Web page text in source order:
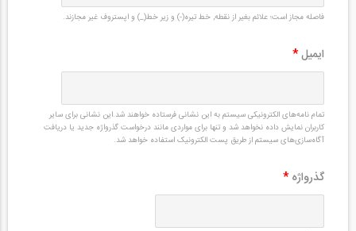
فاصله مجاز است؛ علائم بغیر از نقطه, خط تیره(-) و زیر خط(_) و اپستروف غیر مجازند.
ایمیل*
تمام نامه‌های الکترونیکی سیستم به این نشانی فرستاده خواهند شد.این نشانی برای سایر
کاربران نمایش داده نخواهد شد و تنها برای مواردی مانند درخواست گذرواژه جدید یا دریافت
آگاه‌سازی‌های سیستم از طریق پست الکترونیک استفاده خواهد شد.
گذرواژه *